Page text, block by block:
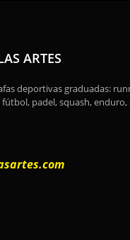
ARTES
deportivas graduadas:
padel, squash,